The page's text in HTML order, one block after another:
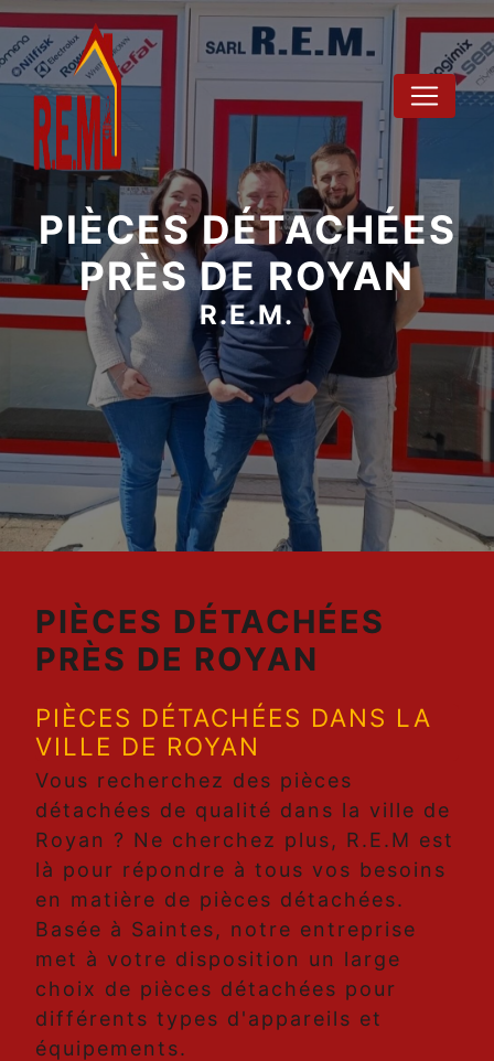
PIÈCES DÉTACHÉES
PRÈS DE ROYAN
R.E.M.
PIÈCES DÉTACHÉES
PRÈS DE ROYAN
PIÈCES DÉTACHÉES DANS LA
VILLE DE ROYAN
Vous recherchez des pièces
détachées de qualité dans la ville de
Royan ? Ne cherchez plus, R.E.M est
là pour répondre à tous vos besoins
en matière de pièces détachées.
Basée à Saintes, notre entreprise
met à votre disposition un large
choix de pièces détachées pour
différents types d'appareils et
équipements.
Panneau de gestion des cookies